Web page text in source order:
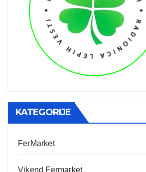
KATEGORIJE
FerMarket
Vikend Fermarket